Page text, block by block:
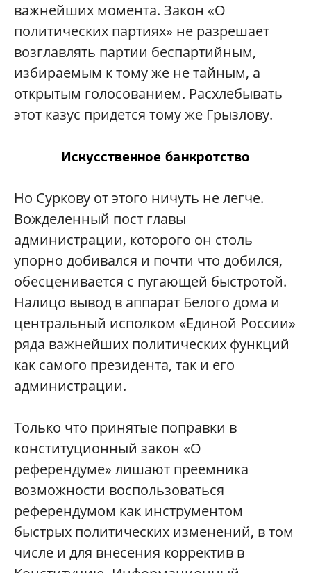
важнейших момента. Закон «О
политических партиях» не разрешает
возглавлять партии беспартийным,
избираемым к тому же не тайным, а
открытым голосованием. Расхлебывать
этот казус придется тому же Грызлову.
Искусственное банкротство
Но Суркову от этого ничуть не легче.
Вожделенный пост главы
администрации, которого он столь
упорно добивался и почти что добился,
обесценивается с пугающей быстротой.
Налицо вывод в аппарат Белого дома и
центральный исполком «Единой России»
ряда важнейших политических функций
как самого президента, так и его
администрации.
Только что принятые поправки в
конституционный закон «О
референдуме» лишают преемника
возможности воспользоваться
референдумом как инструментом
быстрых политических изменений, в том
числе и для внесения корректив в